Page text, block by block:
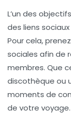
L’un des
des liens sociaux
Pour cela,
sociales afin de
membres. Que
discothèque ou
moments de
de votre voyage.